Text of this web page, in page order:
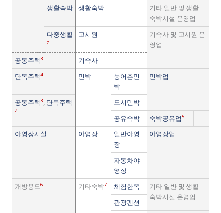
생활숙박 생활숙박
기타 일반 및 생활
숙박시설 운영업
다중생활
2
고시원
기숙사 및 고시원 운
영업
공동주택3
기숙사
단독주택4 민박
농어촌민
박
민박업
공동주택3, 단독주택
4
도시민박
공유숙박
숙박공유업5
야영장시설 야영장
일반야영
장
야영장업
자동차야
영장
개방용도6 기타숙박7 체험한옥
기타 일반 및 생활
숙박시설 운영업
관광펜션